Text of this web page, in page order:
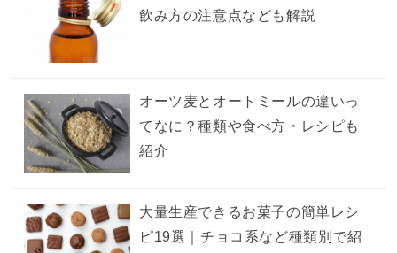
飲み方の注意点なども解説
オーツ麦とオートミールの違いっ
てなに？種類や食べ方・レシピも
紹介
大量生産できるお菓子の簡単レシ
ピ19選｜チョコ系など種類別で紹